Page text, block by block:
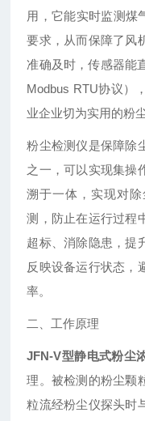
用，它能实时监测煤
要求，从而保障了风
准确及时，传感器能
Modbus RTU协议）
业企业切为实用的粉
粉尘检测仪是保障除
之一，可以实现集操
溯于一体，实现对
测，防止在运行过程
超标、消除隐患，提
反映设备运行状态，
率。
二、工作原理
JFN-V型静电式粉尘
理。被检测的粉尘颗
粒流经粉尘仪探头时